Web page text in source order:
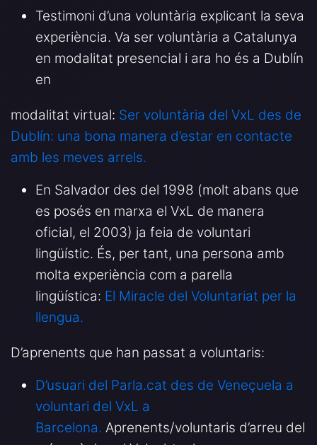
Testimoni d’una voluntària explicant la seva
experiència. Va ser voluntària a Catalunya
en modalitat presencial i ara ho és a Dublín
en
modalitat virtual: Ser voluntària del VxL des de
Dublín: una bona manera d’estar en contacte
amb les meves arrels.
En Salvador des del 1998 (molt abans que
es posés en marxa el VxL de manera
oficial, el 2003) ja feia de voluntari
lingüístic. És, per tant, una persona amb
molta experiència com a parella
lingüística: El Miracle del Voluntariat per la
llengua.
D’aprenents que han passat a voluntaris:
D’usuari del Parla.cat des de Veneçuela a
voluntari del VxL a
Barcelona. Aprenents/voluntaris d’arreu del